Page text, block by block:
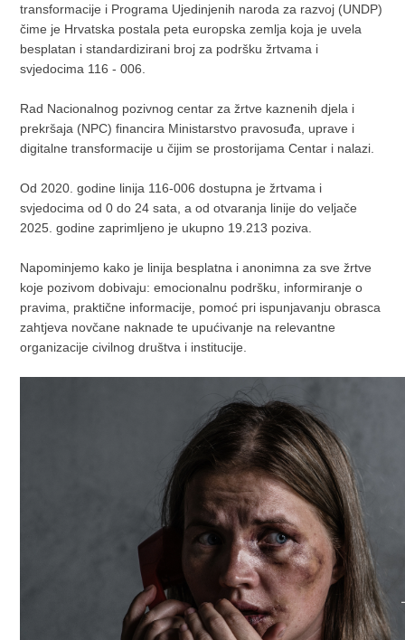
transformacije i Programa Ujedinjenih naroda za razvoj (UNDP)
čime je Hrvatska postala peta europska zemlja koja je uvela
besplatan i standardizirani broj za podršku žrtvama i
svjedocima 116 - 006.
Rad Nacionalnog pozivnog centar za žrtve kaznenih djela i
prekršaja (NPC) financira Ministarstvo pravosuđa, uprave i
digitalne transformacije u čijim se prostorijama Centar i nalazi.
Od 2020. godine linija 116-006 dostupna je žrtvama i
svjedocima od 0 do 24 sata, a od otvaranja linije do veljače
2025. godine zaprimljeno je ukupno 19.213 poziva.
Napominjemo kako je linija besplatna i anonimna za sve žrtve
koje pozivom dobivaju: emocionalnu podršku, informiranje o
pravima, praktične informacije, pomoć pri ispunjavanju obrasca
zahtjeva novčane naknade te upućivanje na relevantne
organizacije civilnog društva i institucije.